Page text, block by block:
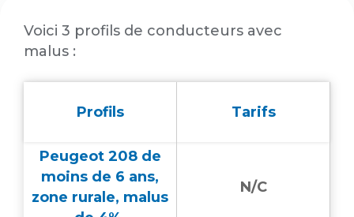
Voici 3 profils de conducteurs avec
malus :
Profils Tarifs
Peugeot 208 de
moins de 6 ans,
zone rurale, malus
N/C